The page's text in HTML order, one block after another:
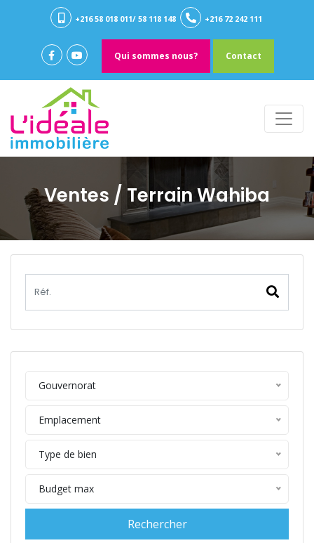
+216 58 018 011/ 58 118 148 +216 72 242 111
Qui sommes nous? Contact
Ventes / Terrain Wahiba
Gouvernorat
Emplacement
Type de bien
Budget max